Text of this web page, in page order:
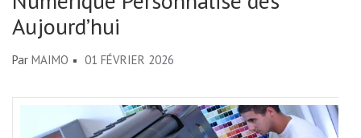
Aujourd’hui
Par MAIMO 01 FÉVRIER 2026